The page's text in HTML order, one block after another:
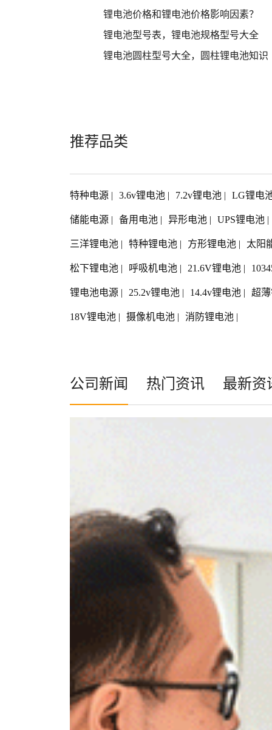
锂电池价格和锂电池价格影响因素？
锂电池型号表，锂电池规格型号大全
锂电池圆柱型号大全，圆柱锂电池知识
推荐品类
特种电源 | 3.6v锂电池 | 7.2v锂电池 | LG锂电
储能电源 | 备用电池 | 异形电池 | UPS锂电池 |
三洋锂电池 | 特种锂电池 | 方形锂电池 | 太阳
松下锂电池 | 呼吸机电池 | 21.6V锂电池 |
锂电池电源 | 25.2v锂电池 | 14.4v锂电池 | 超
18V锂电池 | 摄像机电池 | 消防锂电池 |
公司新闻 热门资讯 最新资